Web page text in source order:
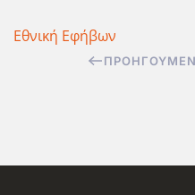
Εθνική Εφήβων